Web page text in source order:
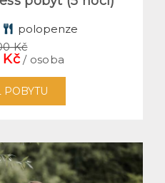
polopenze
Kč
Kč/ osoba
POBYTU